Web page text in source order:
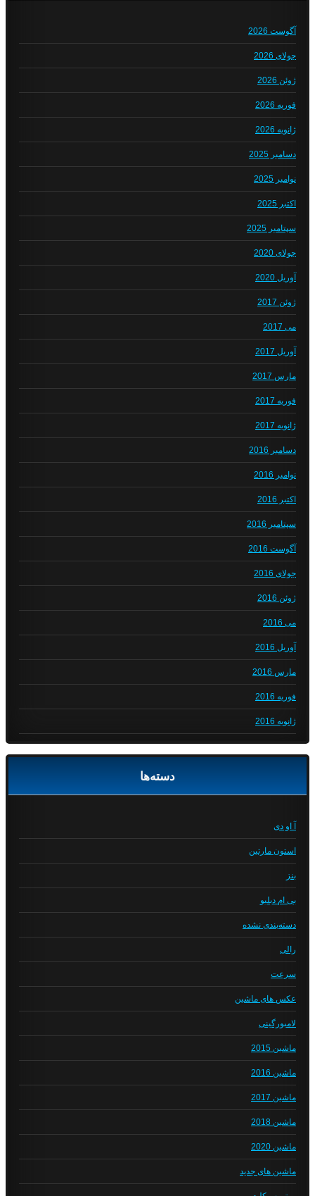
آگوست 2026
جولای 2026
ژوئن 2026
فوریه 2026
ژانویه 2026
دسامبر 2025
نوامبر 2025
اکتبر 2025
سپتامبر 2025
جولای 2020
آوریل 2020
ژوئن 2017
می 2017
آوریل 2017
مارس 2017
فوریه 2017
ژانویه 2017
دسامبر 2016
نوامبر 2016
اکتبر 2016
سپتامبر 2016
آگوست 2016
جولای 2016
ژوئن 2016
می 2016
آوریل 2016
مارس 2016
فوریه 2016
ژانویه 2016
دسته‌ها
آ او دی
استون مارتین
بنز
بی ام دبلیو
دسته‌بندی نشده
رالی
سرعت
عکس های ماشین
لامبورگینی
ماشین 2015
ماشین 2016
ماشین 2017
ماشین 2018
ماشین 2020
ماشین های جدید